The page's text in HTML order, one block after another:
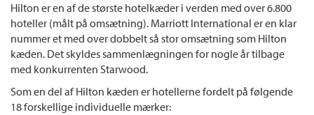
Hilton er en af de største hotelkæder i verden med over 6.800
hoteller (målt på omsætning). Marriott International er en klar
nummer et med over dobbelt så stor omsætning som Hilton
kæden. Det skyldes sammenlægningen for nogle år tilbage
med konkurrenten Starwood.
Som en del af Hilton kæden er hotellerne fordelt på følgende
18 forskellige individuelle mærker: